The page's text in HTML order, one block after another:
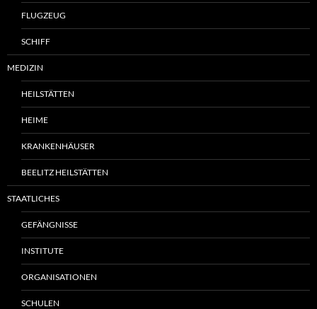
FLUGZEUG
SCHIFF
MEDIZIN
HEILSTÄTTEN
HEIME
KRANKENHÄUSER
BEELITZ HEILSTÄTTEN
STAATLICHES
GEFÄNGNISSE
INSTITUTE
ORGANISATIONEN
SCHULEN